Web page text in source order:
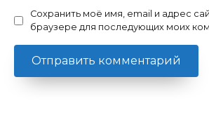
Сохранить моё имя, email и адрес
браузере для последующих моих